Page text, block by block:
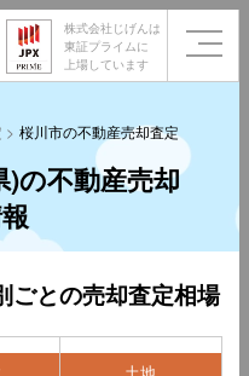
株式会社じげんは
東証プライムに
上場しています
桜川市の不動産売却査定
)の不動産売却
ごとの売却査定相場